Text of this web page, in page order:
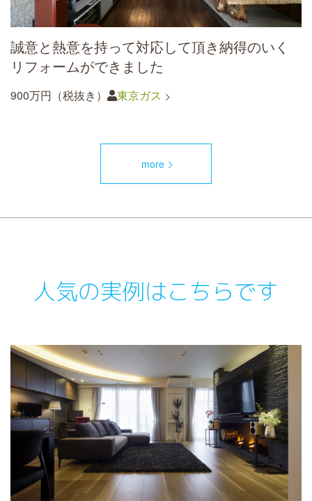
誠意と熱意を持って対応して頂き納得のいく
リフォームができました
900万円（税抜き） 東京ガス
more
人気の実例はこちらです